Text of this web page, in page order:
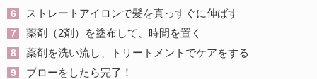
ストレートアイロンで髪を真っすぐに伸ばす
薬剤（2剤）を塗布して、時間を置く
薬剤を洗い流し、トリートメントでケアをする
ブローをしたら完了！